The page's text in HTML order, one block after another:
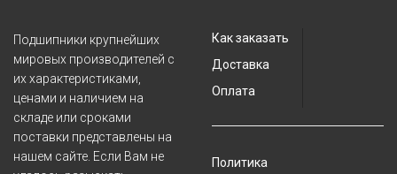
Подшипники крупнейших
мировых производителей с
их характеристиками,
ценами и наличием на
складе или сроками
поставки представлены на
нашем сайте. Если Вам не
Как заказать
Доставка
Оплата
Политика